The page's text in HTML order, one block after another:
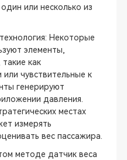
или несколько из
Некоторые
элементы,
как
или чувствительные к
генерируют
давления.
местах
измерять
вес пассажира.
методе датчик веса